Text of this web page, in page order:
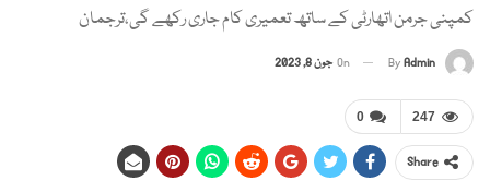
کمپنی جرمن اتھارٹی کے ساتھ تعمیری کام جاری رکھے گی،ترجمان
ByAdmin
On جون 8, 2023
0 247
Share